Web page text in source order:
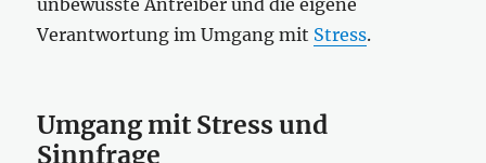
Verantwortung im Umgang mit Stress.
Umgang mit Stress und
Sinnfrage